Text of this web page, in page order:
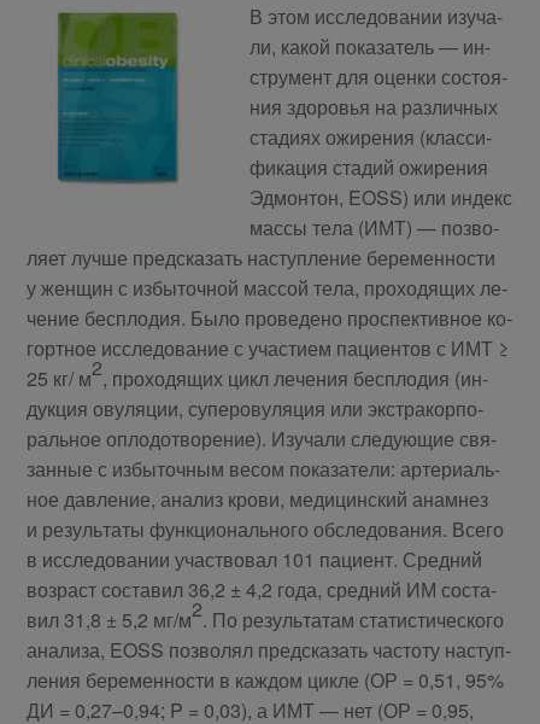
В этом ис­сле­до­ва­нии изу­ча­
ли, ка­кой по­ка­за­тель — ин­
стру­мент для оцен­ки со­сто­я­
ния здо­ро­вья на раз­лич­ных
ста­ди­ях ожи­ре­ния (клас­си­
фи­ка­ция ста­дий ожи­ре­ния
Эд­мон­тон, EOSS) или ин­декс
мас­сы те­ла (ИМТ) — поз­во­
ля­ет луч­ше пред­ска­зать на­ступ­ле­ние бе­ре­мен­но­сти
у жен­щин с из­бы­точ­ной мас­сой те­ла, про­хо­дя­щих ле­
че­ние бес­пло­дия. Бы­ло про­ве­де­но про­спек­тив­ное ко­
горт­ное ис­сле­до­ва­ние с уча­сти­ем па­ци­ен­тов с ИМТ ≥
25 кг/ м2, про­хо­дя­щих цикл ле­че­ния бес­пло­дия (ин­
дук­ция ову­ля­ции, су­перо­ву­ля­ция или экс­тра­кор­по­
раль­ное опло­до­тво­ре­ние). Изу­ча­ли сле­ду­ю­щие свя­
зан­ные с из­бы­точ­ным ве­сом по­ка­за­те­ли: ар­те­ри­аль­
ное дав­ле­ние, ана­лиз кро­ви, ме­ди­цин­ский ана­мнез
и ре­зуль­та­ты функ­ци­о­наль­но­го об­сле­до­ва­ния. Все­го
в ис­сле­до­ва­нии участ­во­вал 101 па­ци­ент. Сред­ний
воз­раст со­ста­вил 36,2 ± 4,2 го­да, сред­ний ИМ со­ста­
вил 31,8 ± 5,2 мг/м2. По ре­зуль­та­там ста­ти­сти­че­ско­го
ана­ли­за, EOSS поз­во­лял пред­ска­зать ча­сто­ту на­ступ­
ле­ния бе­ре­мен­но­сти в каж­дом цик­ле (ОР = 0,51, 95%
ДИ = 0,27–0,94; P = 0,03), а ИМТ — нет (ОР = 0,95,